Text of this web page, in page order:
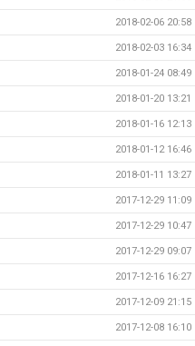
2018-02-06 20:58
2018-02-03 16:34
2018-01-24 08:49
2018-01-20 13:21
2018-01-16 12:13
2018-01-12 16:46
2018-01-11 13:27
2017-12-29 11:09
2017-12-29 10:47
2017-12-29 09:07
2017-12-16 16:27
2017-12-09 21:15
2017-12-08 16:10